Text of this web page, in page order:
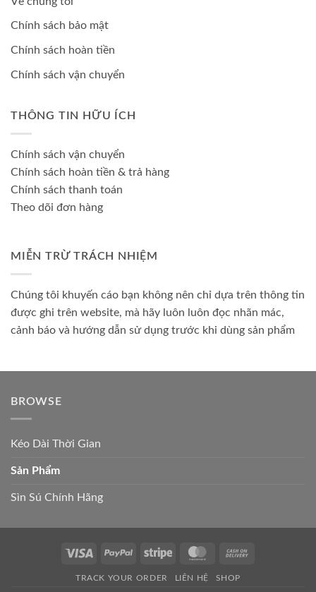
Chính sách bảo mật
Chính sách hoàn tiền
Chính sách vận chuyển
THÔNG TIN HỮU ÍCH
Chính sách vận chuyển
Chính sách hoàn tiền & trả hàng
Chính sách thanh toán
Theo dõi đơn hàng
MIỄN TRỪ TRÁCH NHIỆM
Chúng tôi khuyến cáo bạn không nên chỉ dựa trên thông tin
được ghi trên website, mà hãy luôn luôn đọc nhãn mác,
cảnh báo và hướng dẫn sử dụng trước khi dùng sản phẩm
BROWSE
Kéo Dài Thời Gian
Sản Phẩm
Sìn Sú Chính Hãng
Visa PayPal Stripe MasterCard
TRACK YOUR ORDER LIÊN HỆ SHOP